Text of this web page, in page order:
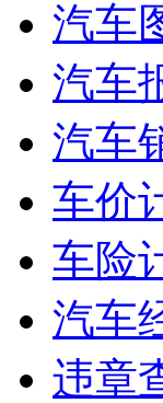
汽车
汽车
汽车
车价
车险
汽车
违章